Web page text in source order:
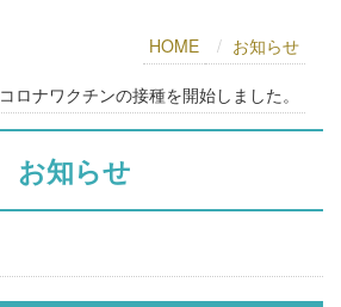
HOME お知らせ
コロナワクチンの接種を開始しました。
お知らせ